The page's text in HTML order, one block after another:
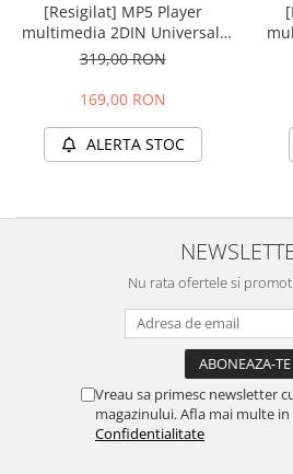
[Resigilat] MP5 Player
multimedia 2DIN Universal,
WinCE, Bluetooth, USB,
Auxiliar, Mirrorlink,
Copie
319,00 RON
169,00 RON
ALERTA STOC
Nu rata ofertele si
Vreau sa primesc newsletter
magazinului. Afla mai multe in
Confidentialitate